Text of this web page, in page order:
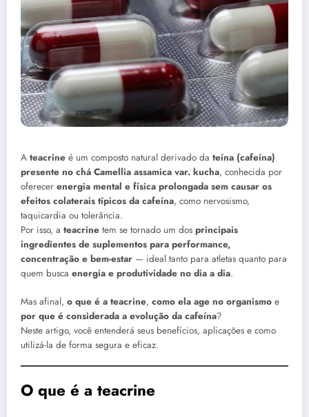
A teacrine é um composto natural derivado da teína (cafeína)
presente no chá Camellia assamica var. kucha, conhecida por
oferecer energia mental e física prolongada sem causar os
efeitos colaterais típicos da cafeína, como nervosismo,
taquicardia ou tolerância.
Por isso, a teacrine tem se tornado um dos principais
ingredientes de suplementos para performance,
concentração e bem-estar — ideal tanto para atletas quanto para
quem busca energia e produtividade no dia a dia.
Mas afinal, o que é a teacrine, como ela age no organismo e
por que é considerada a evolução da cafeína?
Neste artigo, você entenderá seus benefícios, aplicações e como
utilizá-la de forma segura e eficaz.
O que é a teacrine